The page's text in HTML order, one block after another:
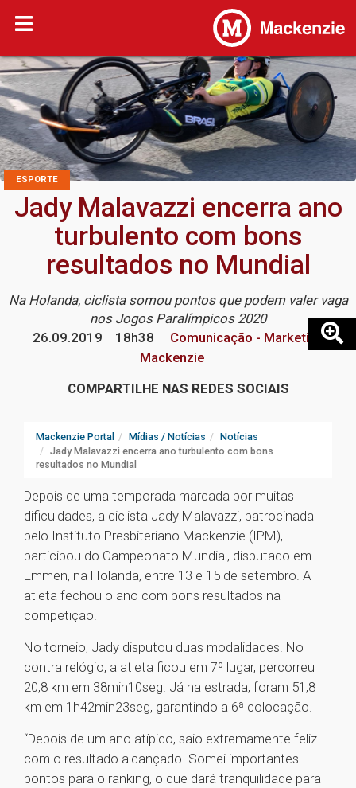
ESPORTE
Jady Malavazzi encerra ano
turbulento com bons
resultados no Mundial
Na Holanda, ciclista somou pontos que podem valer vaga
nos Jogos Paralímpicos 2020
26.09.2019
18h38
Comunicação - Marketing
Mackenzie
COMPARTILHE NAS REDES SOCIAIS
Mackenzie Portal Mídias / Notícias
Notícias
Jady Malavazzi encerra ano turbulento com bons
resultados no Mundial
Depois de uma temporada marcada por muitas
dificuldades, a ciclista Jady Malavazzi, patrocinada
pelo Instituto Presbiteriano Mackenzie (IPM),
participou do Campeonato Mundial, disputado em
Emmen, na Holanda, entre 13 e 15 de setembro. A
atleta fechou o ano com bons resultados na
competição.
No torneio, Jady disputou duas modalidades. No
contra relógio, a atleta ficou em 7º lugar, percorreu
20,8 km em 38min10seg. Já na estrada, foram 51,8
km em 1h42min23seg, garantindo a 6ª colocação.
“Depois de um ano atípico, saio extremamente feliz
com o resultado alcançado. Somei importantes
pontos para o ranking, o que dará tranquilidade para